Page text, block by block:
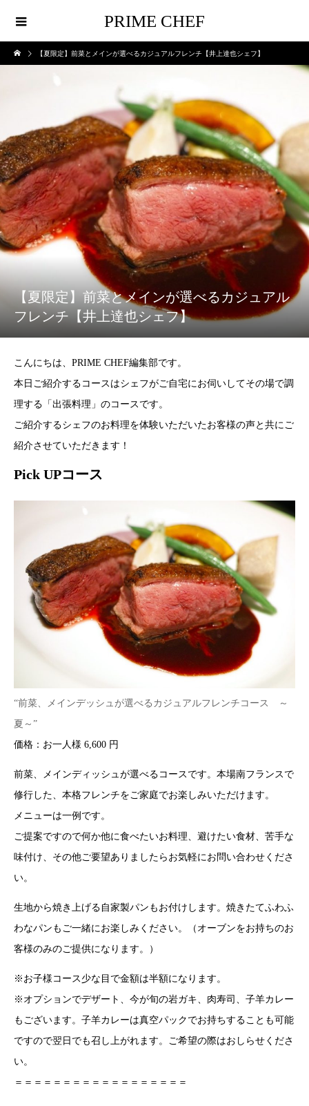
PRIME CHEF
【夏限定】前菜とメインが選べるカジュアルフレンチ【井上達也シェフ】
【夏限定】前菜とメインが選べるカジュアル
フレンチ【井上達也シェフ】
こんにちは、PRIME CHEF編集部です。
本日ご紹介するコースはシェフがご自宅にお伺いしてその場で調
理する「出張料理」のコースです。
ご紹介するシェフのお料理を体験いただいたお客様の声と共にご
紹介させていただきます！
Pick UPコース
“前菜、メインデッシュが選べるカジュアルフレンチコース ～
夏～”
価格：お一人様 6,600 円
前菜、メインディッシュが選べるコースです。本場南フランスで
修行した、本格フレンチをご家庭でお楽しみいただけます。
メニューは一例です。
ご提案ですので何か他に食べたいお料理、避けたい食材、苦手な
味付け、その他ご要望ありましたらお気軽にお問い合わせくださ
い。
生地から焼き上げる自家製パンもお付けします。焼きたてふわふ
わなパンもご一緒にお楽しみください。（オーブンをお持ちのお
客様のみのご提供になります。）
※お子様コース少な目で金額は半額になります。
※オプションでデザート、今が旬の岩ガキ、肉寿司、子羊カレー
もございます。子羊カレーは真空パックでお持ちすることも可能
ですので翌日でも召し上がれます。ご希望の際はおしらせくださ
い。
＝＝＝＝＝＝＝＝＝＝＝＝＝＝＝＝＝＝